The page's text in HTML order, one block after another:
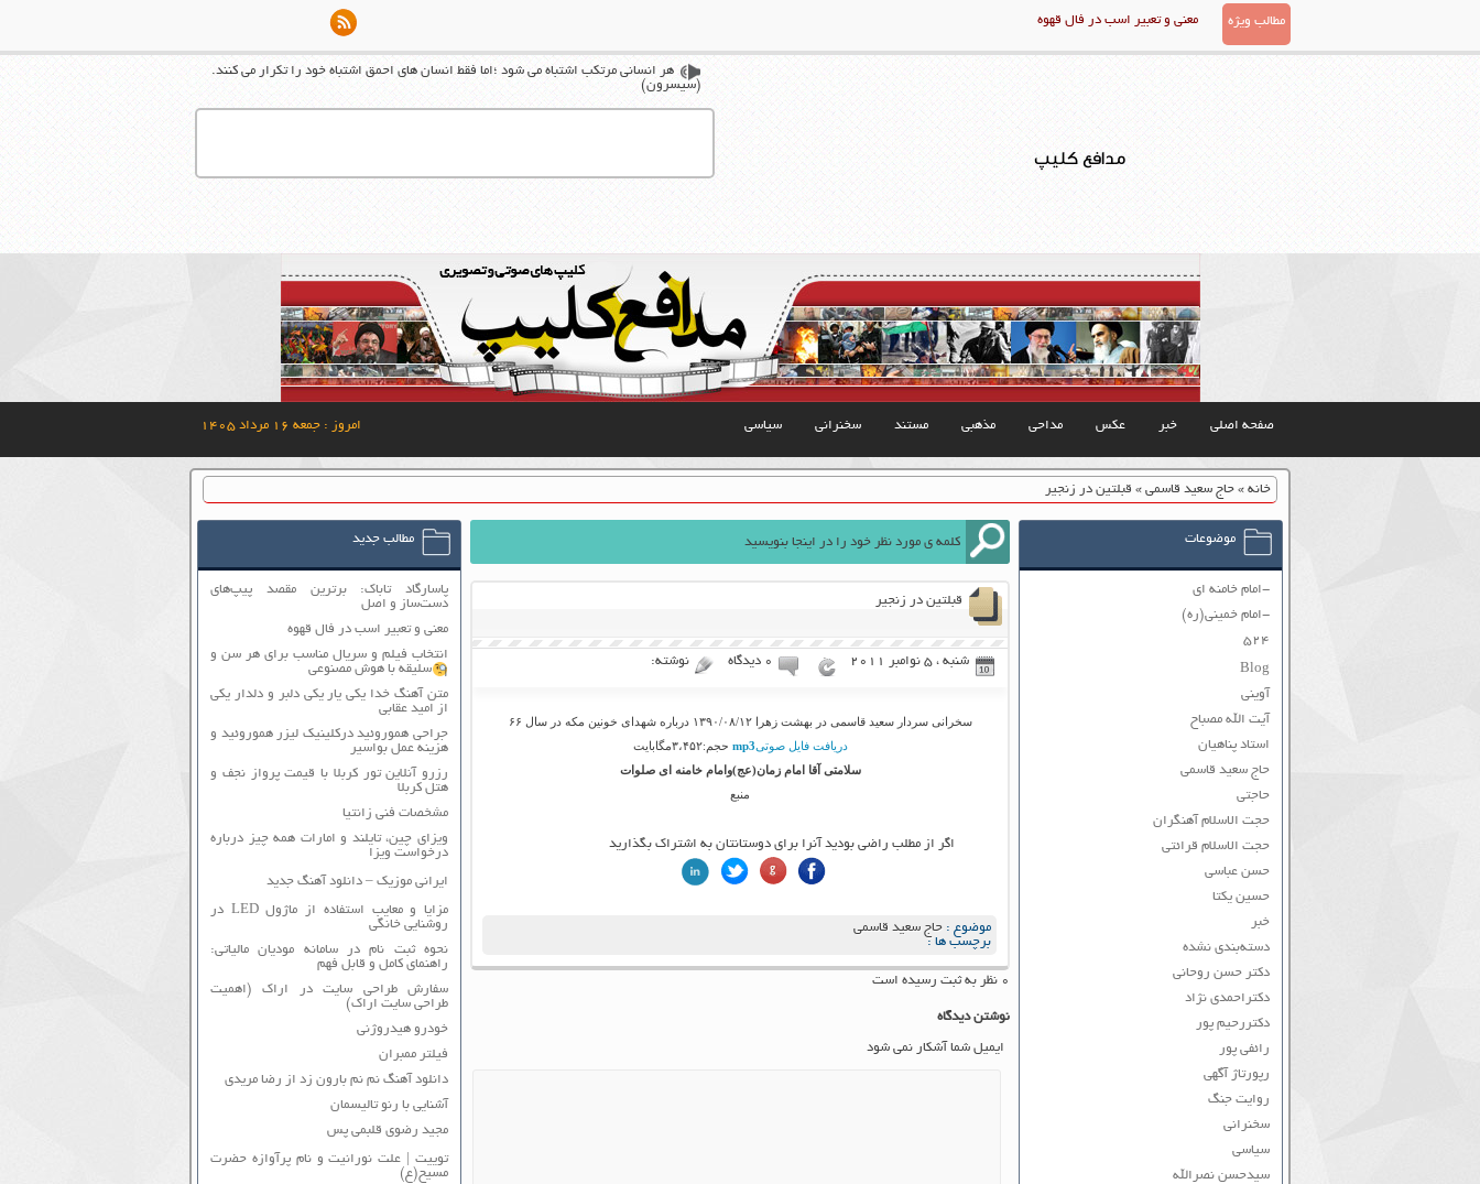
مطالب ویژه معنی و تعبیر اسب در فال قهوه
مدافع کلیپ
هر انسانی مرتکب اشتباه می شود ؛اما فقط انسان های احمق اشتباه خود را تکرار می کنند.
(سیسرون)
صفحه اصلی خبر عکس مداحی مذهبی مستند سخنرانی سیاسی امروز : جمعه ۱۶ مرداد ۱۴۰۵
خانه» حاج سعید قاسمی» قبلتین در زنجیر
قبلتین در زنجیر
شنبه ، 5 نوامبر 2011 ۰ دیدگاه نوشته:
سخرانی سردار سعید قاسمی در بهشت زهرا ۱۳۹۰/۰۸/۱۲ درباره شهدای خونین مکه در سال ۶۶
دریافت فایل صوتیmp3 حجم:۳،۴۵۲مگابایت
سلامتی آقا امام زمان(عج)وامام خامنه ای صلوات
منبع
اگر از مطلب راضی بودید آنرا برای دوستانتان به اشتراک بگذارید
موضوع : حاج سعید قاسمی
برچسب ها :
۰ نظر به ثبت رسیده است
نوشتن دیدگاه
ایمیل شما آشکار نمی شود
موضوعات
-امام خامنه ای
-امام خمینی(ره)
۵۲۴
Blog
آوینی
آیت الله مصباح
استاد پناهیان
حاج سعید قاسمی
حاجتی
حجت الاسلام آهنگران
حجت الاسلام قرائتی
حسن عباسی
حسین یکتا
خبر
دسته‌بندی نشده
دکتر حسن روحانی
دکتراحمدی نژاد
دکتررحیم پور
رائفی پور
رپورتاژ آگهی
روایت جنگ
سخنرانی
سیاسی
سیدحسن نصرالله
مطالب جدید
پاسارگاد تاباک: برترین مقصد پیپ‌های
دست‌ساز و اصل
معنی و تعبیر اسب در فال قهوه
انتخاب فیلم و سریال مناسب برای هر سن و
سلیقه با هوش مصنوعی
متن آهنگ خدا یکی یار یکی دلبر و دلدار یکی
از امید عقابی
جراحی هموروئید درکلینیک لیزر هموروئید و
هزینه عمل بواسیر
رزرو آنلاین تور کربلا با قیمت پرواز نجف و
هتل کربلا
مشخصات فنی زانتیا
ویزای چین، تایلند و امارات همه چیز درباره
درخواست ویزا
ایرانی موزیک – دانلود آهنگ جدید
مزایا و معایب استفاده از ماژول LED در
روشنایی خانگی
نحوه ثبت نام در سامانه مودیان مالیاتی:
راهنمای کامل و قابل فهم
سفارش طراحی سایت در اراک (اهمیت
طراحی سایت اراک)
خودرو هیدروژنی
فیلتر ممبران
دانلود آهنگ نم نم بارون زد از رضا مریدی
آشنایی با رنو تالیسمان
مجید رضوی قلبمی پس
توییت | علت نورانیت و نام پرآوازه حضرت
مسیح(ع)